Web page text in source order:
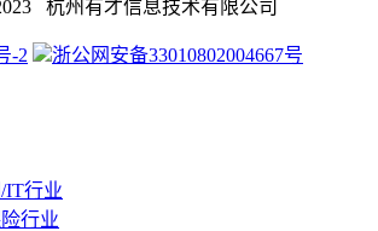
杭州有才信息技术有限公司
-2
浙公网安备33010802004667号
IT行业
行业